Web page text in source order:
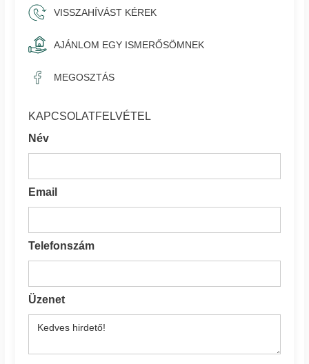
VISSZAHÍVÁST KÉREK
AJÁNLOM EGY ISMERŐSÖMNEK
MEGOSZTÁS
KAPCSOLATFELVÉTEL
Név
Email
Telefonszám
Üzenet